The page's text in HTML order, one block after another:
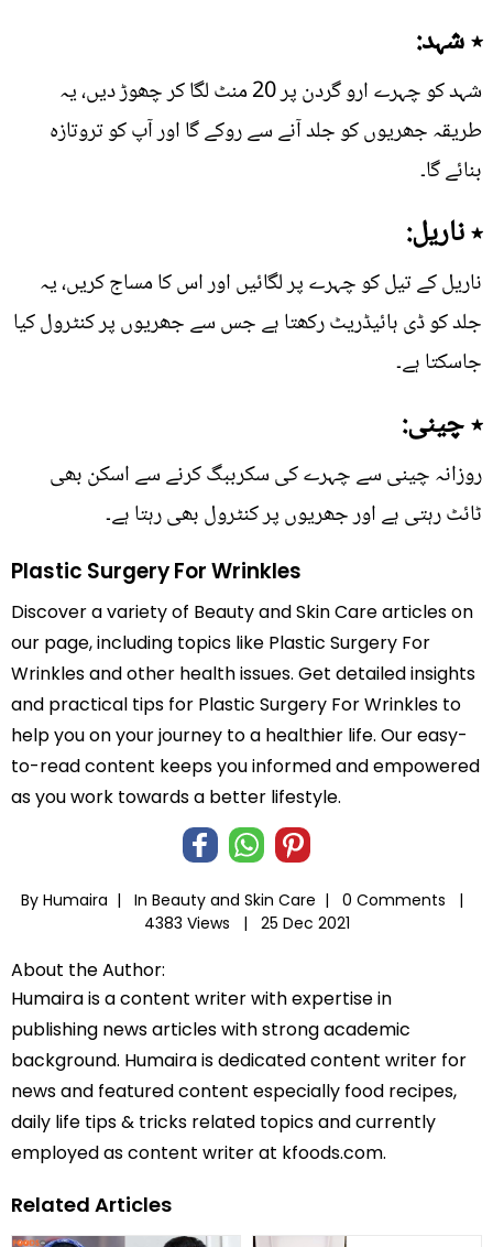
٭ شہد:
شہد کو چہرے ارو گردن پر 20 منٹ لگا کر چھوڑ دیں، یہ
طریقہ جھریوں کو جلد آنے سے روکے گا اور آپ کو تروتازہ
بنائے گا۔
٭ ناریل:
ناریل کے تیل کو چہرے پر لگائیں اور اس کا مساج کریں، یہ
جلد کو ڈی ہائیڈریٹ رکھتا ہے جس سے جھریوں پر کنٹرول کیا
جاسکتا ہے۔
٭ چینی:
روزانہ چینی سے چہرے کی سکرببگ کرنے سے اسکن بھی
ٹائٹ رہتی ہے اور جھریوں پر کنٹرول بھی رہتا ہے۔
Plastic Surgery For Wrinkles
Discover a variety of Beauty and Skin Care articles on
our page, including topics like Plastic Surgery For
Wrinkles and other health issues. Get detailed insights
and practical tips for Plastic Surgery For Wrinkles to
help you on your journey to a healthier life. Our easy-
to-read content keeps you informed and empowered
as you work towards a better lifestyle.
By Humaira | In Beauty and Skin Care |
0 Comments |
4383 Views |
25 Dec 2021
About the Author:
Humaira is a content writer with expertise in
publishing news articles with strong academic
background. Humaira is dedicated content writer for
news and featured content especially food recipes,
daily life tips & tricks related topics and currently
employed as content writer at kfoods.com.
Related Articles